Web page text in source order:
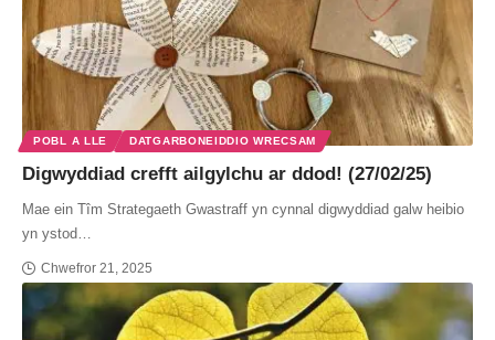
POBL A LLE DATGARBONEIDDIO WRECSAM
Digwyddiad crefft ailgylchu ar ddod! (27/02/25)
Mae ein Tîm Strategaeth Gwastraff yn cynnal digwyddiad galw heibio
yn ystod…
Chwefror 21, 2025